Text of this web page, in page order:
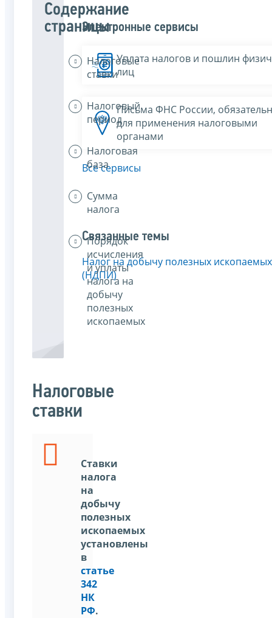
Содержание
страницы
Налоговые
ставки
Налоговый
период
Налоговая
база
Сумма
налога
Порядок
исчисления
и уплаты
налога на
добычу
полезных
ископаемых
Налоговые
ставки
Ставки
налога
на
добычу
полезных
ископаемых
установлены
в
статье
342
НК
РФ.
Электронные сервисы
Уплата налогов и пошлин
лиц
Письма ФНС России,
для применения налоговыми
органами
Все сервисы
Связанные темы
Налог на добычу полезных ископаемых
(НДПИ)